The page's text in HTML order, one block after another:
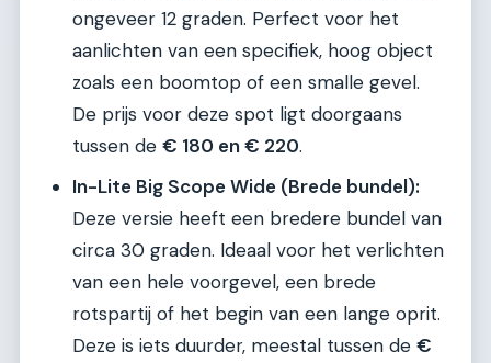
ongeveer 12 graden. Perfect voor het
aanlichten van een specifiek, hoog object
zoals een boomtop of een smalle gevel.
De prijs voor deze spot ligt doorgaans
tussen de € 180 en € 220.
In-Lite Big Scope Wide (Brede bundel):
Deze versie heeft een bredere bundel van
circa 30 graden. Ideaal voor het verlichten
van een hele voorgevel, een brede
rotspartij of het begin van een lange oprit.
Deze is iets duurder, meestal tussen de €